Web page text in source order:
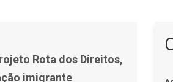
Rota dos Direitos,
imigrante